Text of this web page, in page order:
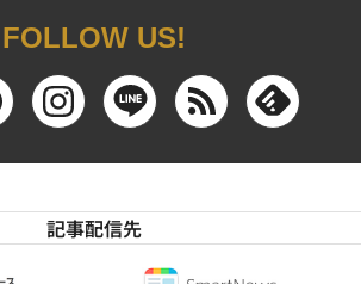
FOLLOW US!
記事配信先